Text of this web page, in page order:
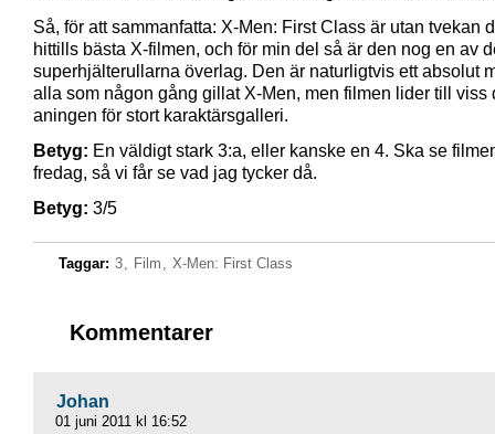
Så, för att sammanfatta: X-Men: First Class är utan tvekan
hittills bästa X-filmen, och för min del så är den nog en av
superhjälterullarna överlag. Den är naturligtvis ett absolut
alla som någon gång gillat X-Men, men filmen lider till viss
aningen för stort karaktärsgalleri.
Betyg: En väldigt stark 3:a, eller kanske en 4. Ska se
fredag, så vi får se vad jag tycker då.
Betyg: 3/5
Taggar: 3, Film , X-Men: First Class
Kommentarer
Johan
01 juni 2011 kl 16:52